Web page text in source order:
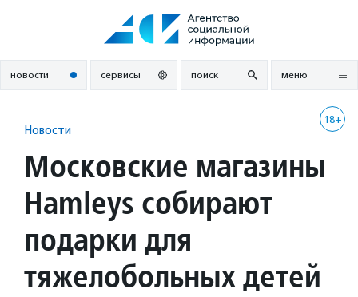
новости сервисы поиск меню
18+
Новости
Московские магазины
Hamleys собирают
подарки для
тяжелобольных детей